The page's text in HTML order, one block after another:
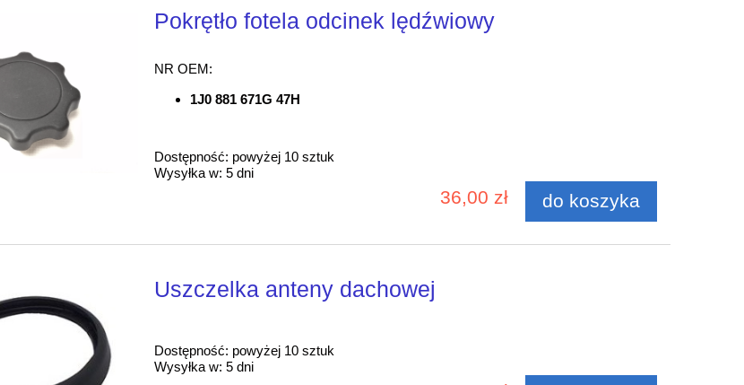
Pokrętło fotela odcinek lędźwiowy
NR OEM:
1J0 881 671G 47H
Dostępność: powyżej 10 sztuk
Wysyłka w: 5 dni
36,00 zł do koszyka
Uszczelka anteny dachowej
Dostępność: powyżej 10 sztuk
Wysyłka w: 5 dni